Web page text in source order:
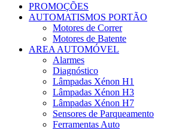
PROMOÇÕES
AUTOMATISMOS PORTÃO
Motores de Correr
Motores de Batente
AREA AUTOMÓVEL
Alarmes
Diagnóstico
Lâmpadas Xénon H1
Lâmpadas Xénon H3
Lâmpadas Xénon H7
Sensores de Parqueamento
Ferramentas Auto